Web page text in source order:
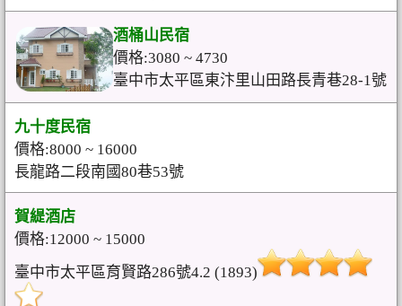
酒桶山民宿
價格:3080 ~ 4730
臺中市太平區東汴里山田路長青巷28-1號
九十度民宿
價格:8000 ~ 16000
長龍路二段南國80巷53號
賀緹酒店
價格:12000 ~ 15000
臺中市太平區育賢路286號4.2 (1893)